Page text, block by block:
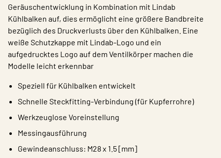
Geräuschentwicklung in Kombination mit Lindab
Kühlbalken auf, dies ermöglicht eine größere Bandbreite
bezüglich des Druckverlusts über den Kühlbalken. Eine
weiße Schutzkappe mit Lindab-Logo und ein
aufgedrucktes Logo auf dem Ventilkörper machen die
Modelle leicht erkennbar
Speziell für Kühlbalken entwickelt
Schnelle Steckfitting-Verbindung (für Kupferrohre)
Werkzeuglose Voreinstellung
Messingausführung
Gewindeanschluss: M28 x 1.5 [mm]